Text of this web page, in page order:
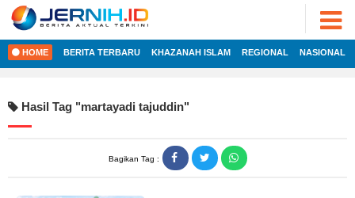
HOME
ADVERTORIAL
FOTO
VIDEO
JAMBI
2022
JERNIH.ID
•
Developed
HOME BERITA TERBARU KHAZANAH ISLAM REGIONAL NASIONAL
Hasil Tag "martayadi tajuddin"
Bagikan Tag :